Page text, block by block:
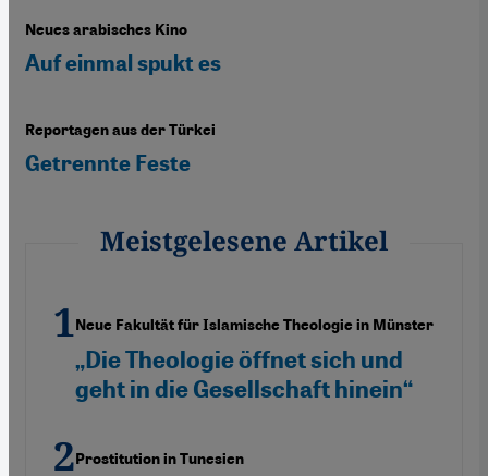
Neues arabisches Kino
Auf einmal spukt es
Reportagen aus der Türkei
Getrennte Feste
Meistgelesene Artikel
Neue Fakultät für Islamische Theologie in Münster
„Die Theologie öffnet sich und
geht in die Gesellschaft hinein“
Prostitution in Tunesien